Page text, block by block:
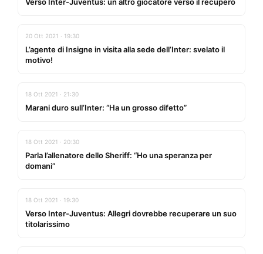
20 Ott 2021 · 19:30
L’agente di Insigne in visita alla sede dell’Inter: svelato il
motivo!
18 Ott 2021 · 21:30
Marani duro sull’Inter: “Ha un grosso difetto”
18 Ott 2021 · 20:30
Parla l’allenatore dello Sheriff: “Ho una speranza per
domani”
18 Ott 2021 · 19:30
Verso Inter-Juventus: Allegri dovrebbe recuperare un suo
titolarissimo